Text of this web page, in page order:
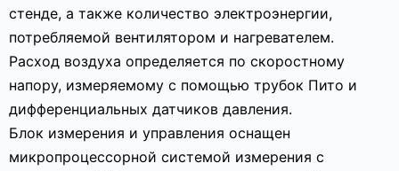
стенде, а также количество электроэнергии,
потребляемой вентилятором и нагревателем.
Расход воздуха определяется по скоростному
напору, измеряемому с помощью трубок Пито и
дифференциальных датчиков давления.
Блок измерения и управления оснащен
микропроцессорной системой измерения с